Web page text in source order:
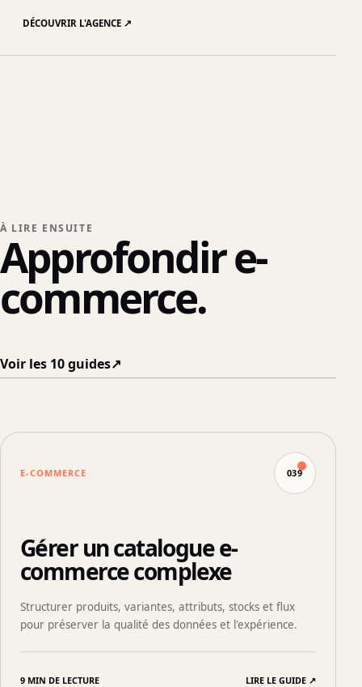
DÉCOUVRIR L'AGENCE ↗
À LIRE ENSUITE
Approfondir e-
commerce.
Voir les 10 guides↗
E-COMMERCE 039
Gérer un catalogue e-
commerce complexe
Structurer produits, variantes, attributs, stocks et flux
pour préserver la qualité des données et l'expérience.
9 MIN DE LECTURE LIRE LE GUIDE ↗